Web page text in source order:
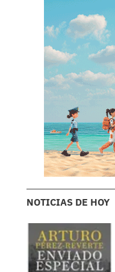
NOTICIAS DE HOY